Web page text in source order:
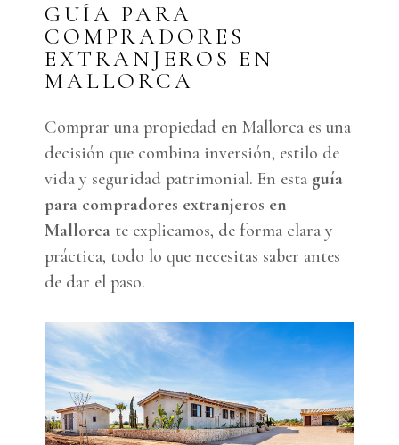
GUÍA PARA
COMPRADORES
EXTRANJEROS EN
MALLORCA
Comprar una propiedad en Mallorca es una
decisión que combina inversión, estilo de
vida y seguridad patrimonial. En esta guía
para compradores extranjeros en
Mallorca te explicamos, de forma clara y
práctica, todo lo que necesitas saber antes
de dar el paso.